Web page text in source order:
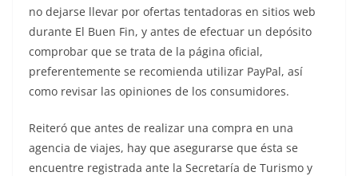
no dejarse llevar por ofertas tentadoras en sitios web
durante El Buen Fin, y antes de efectuar un depósito
comprobar que se trata de la página oficial,
preferentemente se recomienda utilizar PayPal, así
como revisar las opiniones de los consumidores.
Reiteró que antes de realizar una compra en una
agencia de viajes, hay que asegurarse que ésta se
encuentre registrada ante la Secretaría de Turismo y